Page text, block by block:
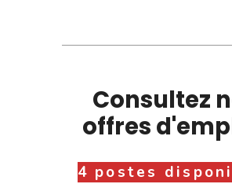
Consultez
offres
4 postes